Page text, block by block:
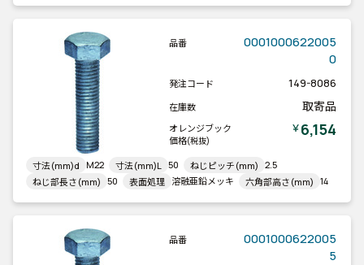
品番
0001000622005
0
発注コード 149-8086
在庫数 取寄品
オレンジブック
価格(税抜)
￥6,154
寸法(mm)d M22 寸法(mm)L 50 ねじピッチ(mm) 2.5
ねじ部長さ(mm) 50 表面処理 溶融亜鉛メッキ 六角部高さ(mm) 14
品番
0001000622005
5